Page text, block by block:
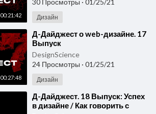
00:21:42
30 Просмотры · 01/25/21
Дизайн
00:27:48
⁣Д-Дайджест о web-дизайне. 17
Выпуск
DesignScience
24 Просмотры · 01/25/21
Дизайн
⁣Д-Дайджест. 18 Выпуск: Успех
в дизайне / Как говорить с